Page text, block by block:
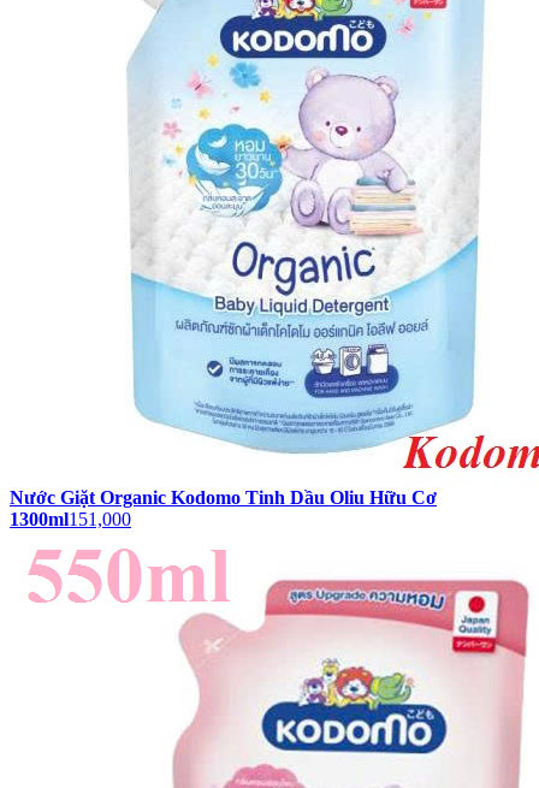
Nước Giặt Organic Kodomo Tinh Dầu Oliu Hữu Cơ
1300ml151,000